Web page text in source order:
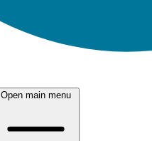
Open main menu